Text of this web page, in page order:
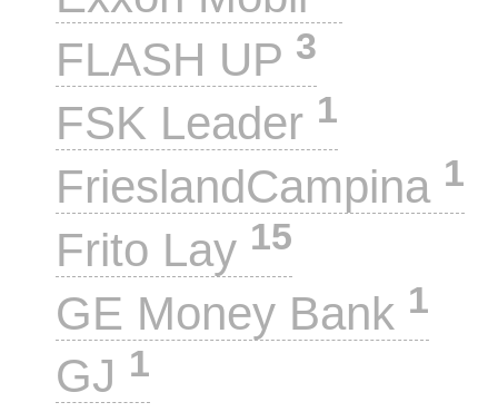
FLASH UP 3
FSK Leader 1
FrieslandCampina 1
Frito Lay 15
GE Money Bank 1
GJ 1